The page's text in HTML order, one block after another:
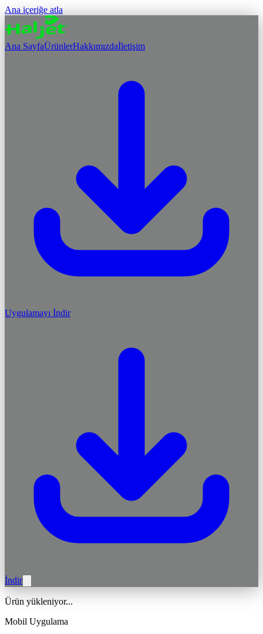
Ana içeriğe atla
Ana SayfaÜrünlerHakkımızdaİletişim
Uygulamayı İndir
İndir
Ürün yükleniyor...
Mobil Uygulama